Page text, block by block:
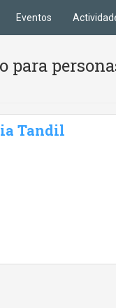
Eventos
Tandil